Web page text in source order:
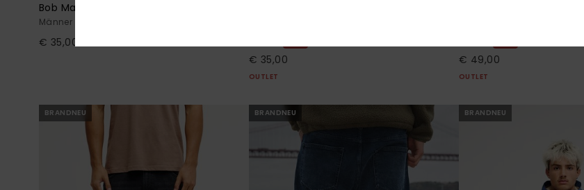
Bob Marley Warhead
Männer Schwarz T-Shirt
€ 35,00
€ 35,00
OUTLET
€ 49,00
OUTLET
BRANDNEU
BRANDNEU BRANDNEU